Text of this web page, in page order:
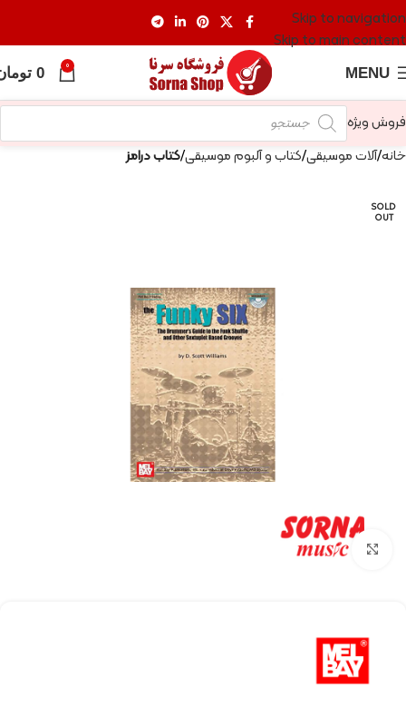
Skip to navigation
Skip to main content
MENU
0
0
فروش ویژه
خانه آلات موسیقی کتاب و آلبوم موسیقی کتاب درامز
SOLD
OUT
Click to enlarge